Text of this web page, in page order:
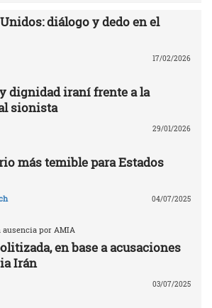
diálogo y dedo en el
17/02/2026
dignidad iraní frente a la
sionista
29/01/2026
más temible para Estados
04/07/2025
por AMIA
en base a acusaciones
Irán
03/07/2025